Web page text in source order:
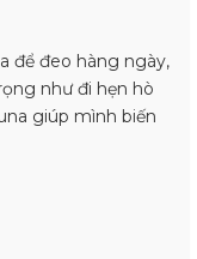
để đeo hàng ngày,
như đi hẹn hò
giúp mình biến